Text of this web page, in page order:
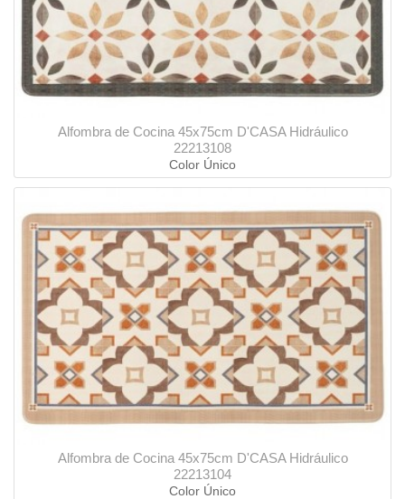
Alfombra de Cocina 45x75cm D'CASA Hidráulico
22213108
Color Único
Alfombra de Cocina 45x75cm D'CASA Hidráulico
22213104
Color Único